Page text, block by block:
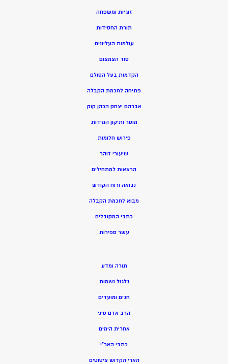
זוגיות ומשפחה
תורת החסידות
עולמות העליונים
סוד הצמצום
הקדמות בעל הסולם
פתיחה לחכמת הקבלה
אברהם יצחק הכהן קוק
מוסר ותיקון המידות
פירוש חלומות
שיעורי זוהר
הרצאות למתחילים
נבואה ורוח הקודש
מבוא לחכמת הקבלה
כתבי המקובלים
עשר ספירות
תורה ומדע
גלגול נשמות
חגים ומועדים
הרב אדם סיני
אחרית הימים
כתבי האר”י
הארי הקדוש ציטוטים